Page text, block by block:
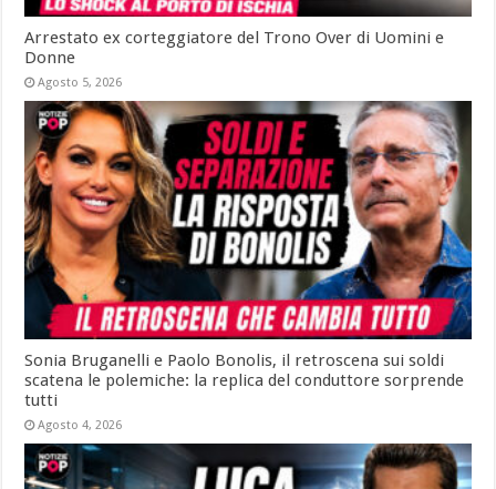
Arrestato ex corteggiatore del Trono Over di Uomini e
Donne
Agosto 5, 2026
Sonia Bruganelli e Paolo Bonolis, il retroscena sui soldi
scatena le polemiche: la replica del conduttore sorprende
tutti
Agosto 4, 2026